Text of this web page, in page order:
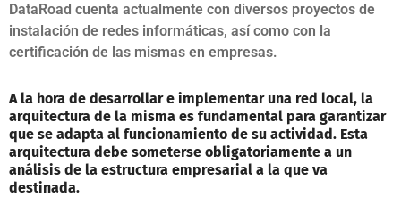
DataRoad cuenta actualmente con diversos proyectos de
instalación de redes informáticas, así como con la
certificación de las mismas en empresas.
A la hora de desarrollar e implementar una red local, la
arquitectura de la misma es fundamental para garantizar
que se adapta al funcionamiento de su actividad. Esta
arquitectura debe someterse obligatoriamente a un
análisis de la estructura empresarial a la que va
destinada.